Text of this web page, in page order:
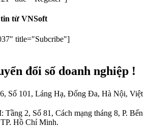
từ VNSoft
title="Subcribe"]
đổi số doanh nghiệp !
Số 101, Láng Hạ, Đống Đa, Hà Nội, Việt
2, Số 81, Cách mạng tháng 8, P. Bến
Hồ Chí Minh.